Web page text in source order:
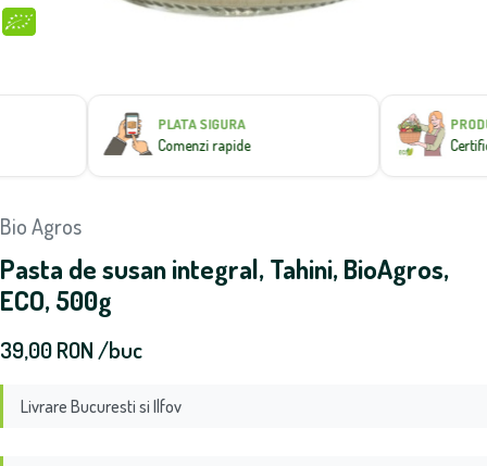
PLATA SIGURA
Comenzi rapide
Bio Agros
Pasta de susan integral, Tahini, BioAgros,
ECO, 500g
39,00RON /buc
Livrare Bucuresti si Ilfov